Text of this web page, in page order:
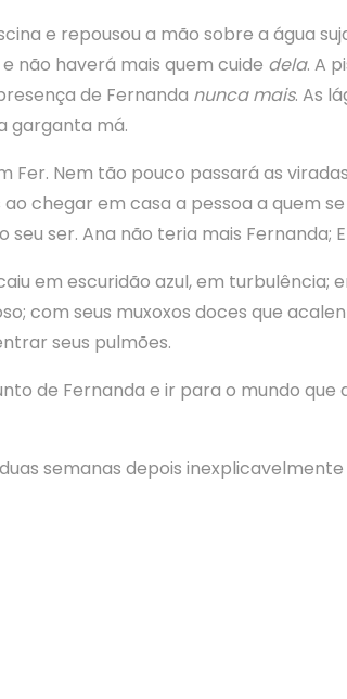
e repousou a mão sobre a água
não haverá mais quem cuide dela. A
de Fernanda nunca mais. As
garganta má.
Fer. Nem tão pouco passará as
chegar em casa a pessoa a quem
ser. Ana não teria mais Fernanda;
em escuridão azul, em turbulência;
com seus muxoxos doces que
seus pulmões.
de Fernanda e ir para o mundo que
semanas depois